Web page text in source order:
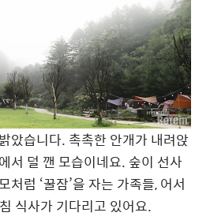
았습니다. 촉촉한 안개가 내려앉
서 덜 깬 모습이네요. 숲이 선사
처럼 ‘꿀잠’을 자는 가족들, 어서
식사가 기다리고 있어요.